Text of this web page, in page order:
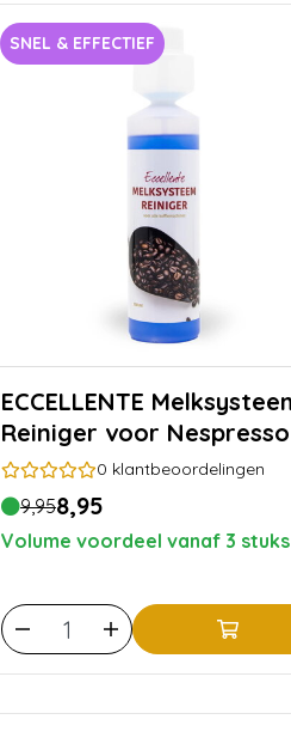
SNEL & EFFECTIEF
ECCELLENTE Melksysteem
Reiniger voor Nespresso
0 klantbeoordelingen
9,958,95
Volume voordeel vanaf 3 stuks